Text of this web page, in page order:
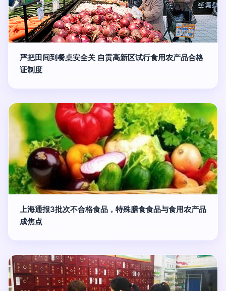
严把田间到餐桌安全关 自贡高新区试行食用农产品合格
证制度
上海通报3批次不合格食品，特殊膳食食品与食用农产品
成焦点